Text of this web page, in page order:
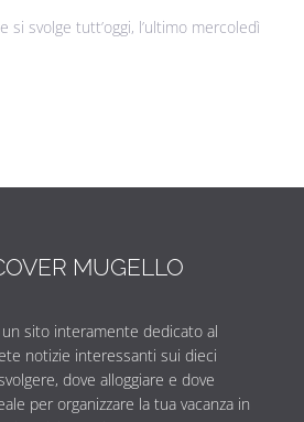
si svolge tutt’oggi, l’ultimo mercoledì
MUGELLO
sito interamente dedicato al
notizie interessanti sui dieci
dove alloggiare e dove
per organizzare la tua vacanza in